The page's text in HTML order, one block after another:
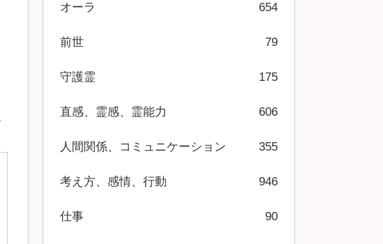
オーラ 654
前世 79
守護霊 175
直感、霊感、霊能力 606
人間関係、コミュニケーション 355
考え方、感情、行動 946
仕事 90